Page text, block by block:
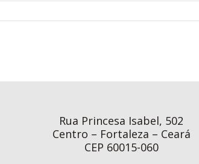
Rua Princesa Isabel, 502
Centro – Fortaleza – Ceará
CEP 60015-060